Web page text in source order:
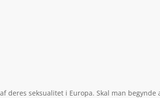
deres seksualitet i Europa. Skal man